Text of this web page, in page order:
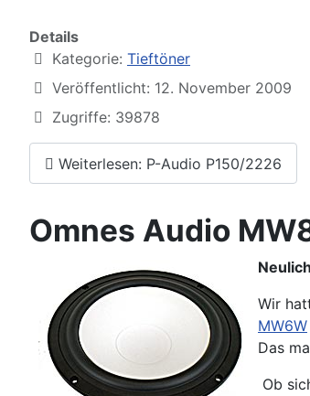
Details
Kategorie: Tieftöner
Veröffentlicht: 12. November 2009
Zugriffe: 39878
Weiterlesen: P-Audio P150/2226
Omnes Audio
Wir
MW6W
Das
Ob